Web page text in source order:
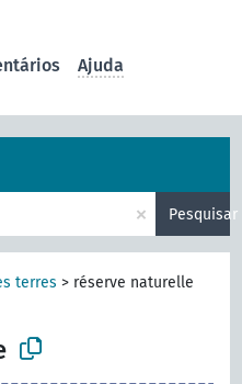
Ajuda
× Pesquisar
terres > réserve naturelle